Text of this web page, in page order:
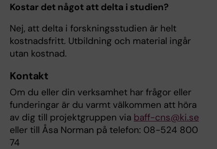
Kostar det något att delta i studien?
Nej, att delta i forskningsstudien är helt
kostnadsfritt. Utbildning och material ingår
utan kostnad.
Kontakt
Om du eller din verksamhet har frågor eller
funderingar är du varmt välkommen att höra
av dig till projektgruppen via baff-cns@ki.se
eller till Åsa Norman på telefon: 08-524 800
74